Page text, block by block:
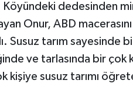
Köyündeki dedesinden
Onur, ABD
Susuz tarım sayesinde
ve tarlasında bir çok
kişiye susuz tarımı